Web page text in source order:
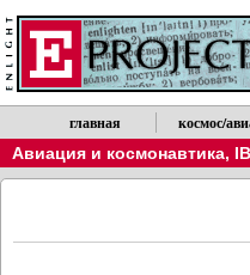
главная космос/
Авиация и космонавтика,